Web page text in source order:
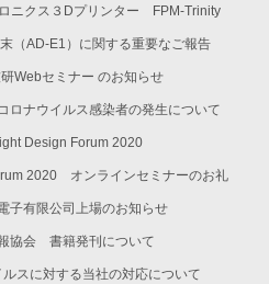
ニクス３Dプリンター FPM-Trinity
（AD-E1）に関する重要なご報告
Webセミナー のお知らせ
ロナウイルス感染者の発生について
Design Forum 2020
2020 オンラインセミナーのお礼
子有限公司上場のお知らせ
協会 書籍発刊について
スに対する当社の対応について